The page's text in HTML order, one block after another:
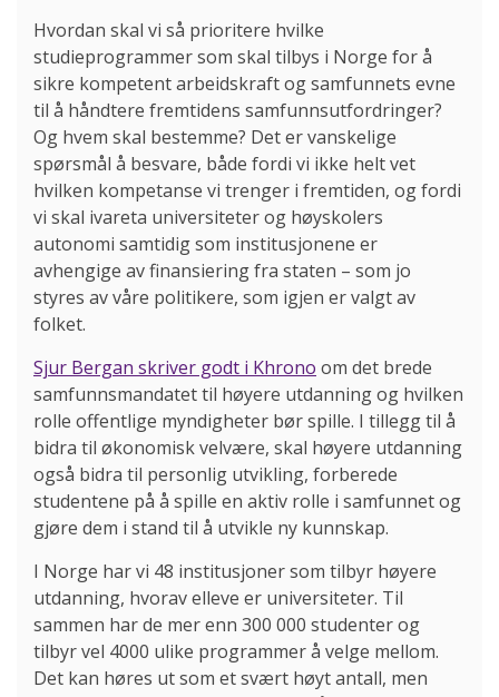
Hvordan skal vi så prioritere hvilke
studieprogrammer som skal tilbys i Norge for å
sikre kompetent arbeidskraft og samfunnets evne
til å håndtere fremtidens samfunnsutfordringer?
Og hvem skal bestemme? Det er vanskelige
spørsmål å besvare, både fordi vi ikke helt vet
hvilken kompetanse vi trenger i fremtiden, og fordi
vi skal ivareta universiteter og høyskolers
autonomi samtidig som institusjonene er
avhengige av finansiering fra staten – som jo
styres av våre politikere, som igjen er valgt av
folket.
Sjur Bergan skriver godt i Khrono om det brede
samfunnsmandatet til høyere utdanning og hvilken
rolle offentlige myndigheter bør spille. I tillegg til å
bidra til økonomisk velvære, skal høyere utdanning
også bidra til personlig utvikling, forberede
studentene på å spille en aktiv rolle i samfunnet og
gjøre dem i stand til å utvikle ny kunnskap.
I Norge har vi 48 institusjoner som tilbyr høyere
utdanning, hvorav elleve er universiteter. Til
sammen har de mer enn 300 000 studenter og
tilbyr vel 4000 ulike programmer å velge mellom.
Det kan høres ut som et svært høyt antall, men